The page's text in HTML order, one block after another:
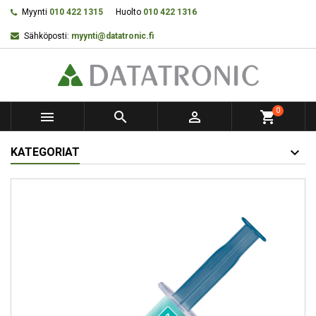
Myynti 010 422 1315 Huolto 010 422 1316
Sähköposti: myynti@datatronic.fi
   shopping_cart0
KATEGORIAT